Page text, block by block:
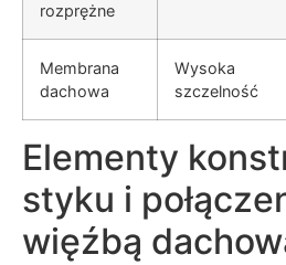
rozprężne
Membrana
dachowa
Wysoka
szczelność
Elementy
styku i
więźbą